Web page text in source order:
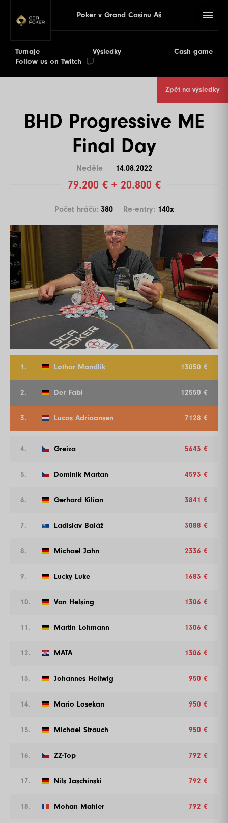
Poker v Grand Casinu Aš
Turnaje Výsledky
Cash game
Follow us on Twitch
BHD Progressive ME
Final Day
Zpět na výsledky
Neděle 14.08.2022
79.200 € + 20.800 €
Počet hráčů: 380 Re-entry: 140x
1. Lothar Mandlik 13050 €
2. Der Fabi 12550 €
3. Lucas Adriaansen 7128 €
4. Greiza 5643 €
5. Dominik Martan 4593 €
6. Gerhard Kilian 3841 €
7. Ladislav Baláž 3088 €
8. Michael Jahn 2336 €
9. Lucky Luke 1683 €
10. Van Helsing 1306 €
11. Martin Lohmann 1306 €
12. MATA 1306 €
13. Johannes Hellwig 950 €
14. Mario Losekan 950 €
15. Michael Strauch 950 €
16. ZZ-Top 792 €
17. Nils Jaschinski 792 €
18. Mohan Mahler 792 €